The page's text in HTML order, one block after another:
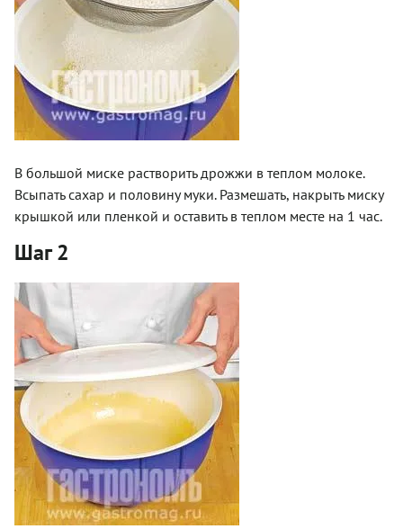
В большой миске растворить дрожжи в теплом молоке.
Всыпать сахар и половину муки. Размешать, накрыть миску
крышкой или пленкой и оставить в теплом месте на 1 час.
Шаг 2